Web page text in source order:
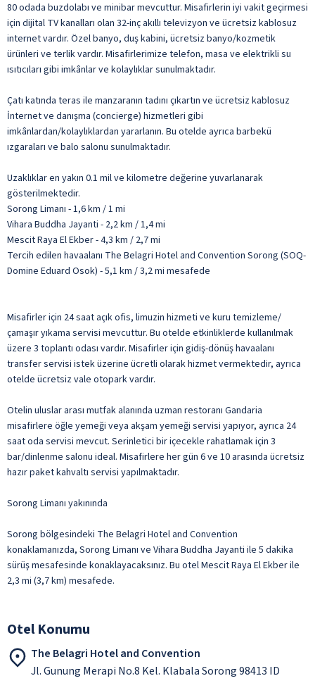
80 odada buzdolabı ve minibar mevcuttur. Misafirlerin iyi vakit geçirmesi
için dijital TV kanalları olan 32-inç akıllı televizyon ve ücretsiz kablosuz
internet vardır. Özel banyo, duş kabini, ücretsiz banyo/kozmetik
ürünleri ve terlik vardır. Misafirlerimize telefon, masa ve elektrikli su
ısıtıcıları gibi imkânlar ve kolaylıklar sunulmaktadır.
Çatı katında teras ile manzaranın tadını çıkartın ve ücretsiz kablosuz
İnternet ve danışma (concierge) hizmetleri gibi
imkânlardan/kolaylıklardan yararlanın. Bu otelde ayrıca barbekü
ızgaraları ve balo salonu sunulmaktadır.
Uzaklıklar en yakın 0.1 mil ve kilometre değerine yuvarlanarak
gösterilmektedir.
Sorong Limanı - 1,6 km / 1 mi
Vihara Buddha Jayanti - 2,2 km / 1,4 mi
Mescit Raya El Ekber - 4,3 km / 2,7 mi
Tercih edilen havaalanı The Belagri Hotel and Convention Sorong (SOQ-
Domine Eduard Osok) - 5,1 km / 3,2 mi mesafede
Misafirler için 24 saat açık ofis, limuzin hizmeti ve kuru temizleme/
çamaşır yıkama servisi mevcuttur. Bu otelde etkinliklerde kullanılmak
üzere 3 toplantı odası vardır. Misafirler için gidiş-dönüş havaalanı
transfer servisi istek üzerine ücretli olarak hizmet vermektedir, ayrıca
otelde ücretsiz vale otopark vardır.
Otelin uluslar arası mutfak alanında uzman restoranı Gandaria
misafirlere öğle yemeği veya akşam yemeği servisi yapıyor, ayrıca 24
saat oda servisi mevcut. Serinletici bir içecekle rahatlamak için 3
bar/dinlenme salonu ideal. Misafirlere her gün 6 ve 10 arasında ücretsiz
hazır paket kahvaltı servisi yapılmaktadır.
Sorong Limanı yakınında
Sorong bölgesindeki The Belagri Hotel and Convention
konaklamanızda, Sorong Limanı ve Vihara Buddha Jayanti ile 5 dakika
sürüş mesafesinde konaklayacaksınız. Bu otel Mescit Raya El Ekber ile
2,3 mi (3,7 km) mesafede.
Otel Konumu
The Belagri Hotel and Convention
Jl. Gunung Merapi No.8 Kel. Klabala Sorong 98413 ID